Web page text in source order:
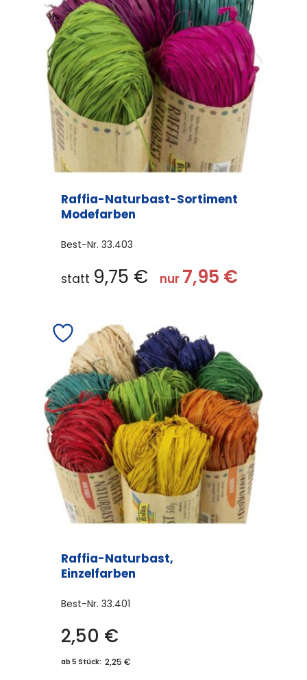
Raffia-Naturbast-Sortiment
Modefarben
Best-Nr. 33.403
statt 9,75 € nur 7,95 €
Raffia-Naturbast,
Einzelfarben
Best-Nr. 33.401
2,50 €
ab 5 Stück: 2,25 €